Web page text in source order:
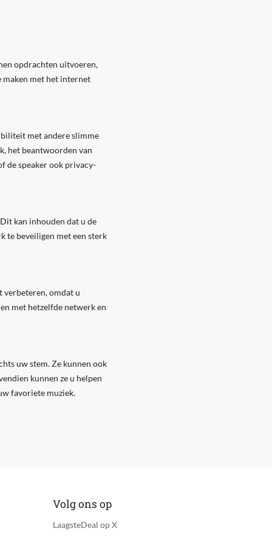
opdrachten uitvoeren,
maken met het internet
met andere slimme
het beantwoorden van
de speaker ook privacy-
kan inhouden dat u de
te beveiligen met een sterk
verbeteren, omdat u
met hetzelfde netwerk en
uw stem. Ze kunnen ook
kunnen ze u helpen
favoriete muziek.
Volg ons op
LaagsteDeal op X